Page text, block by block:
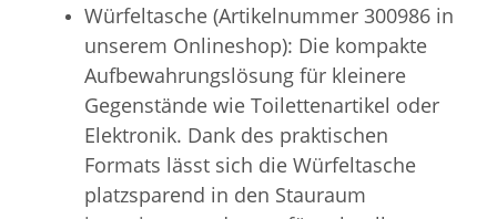
Würfeltasche (Artikelnummer 300986 in
unserem Onlineshop): Die kompakte
Aufbewahrungslösung für kleinere
Gegenstände wie Toilettenartikel oder
Elektronik. Dank des praktischen
Formats lässt sich die Würfeltasche
platzsparend in den Stauraum